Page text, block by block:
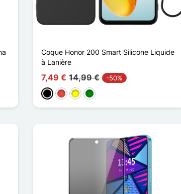
Coque Honor 200 Smart Silicone Liquide
à Lanière
7,49 € 14,99 € -50%
PretoVermelho
Amarelo
Verde